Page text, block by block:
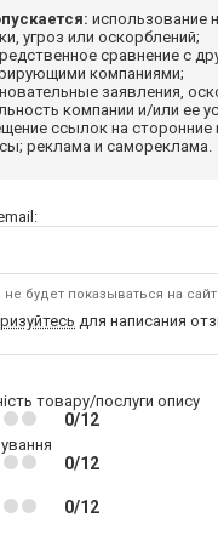
использование
угроз или оскорблений;
сравнение с
компаниями;
заявления,
компании и/или ее
ссылок на сторонние
реклама и самореклама.
будет показываться на
для написания
товару/послуги опису
0/12
0/12
0/12